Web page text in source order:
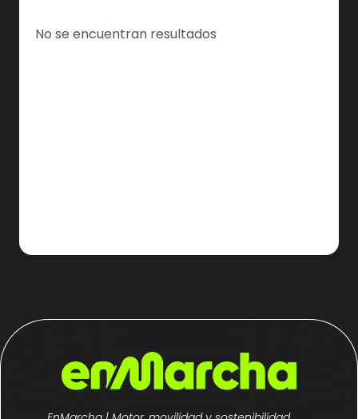
No se encuentran resultados